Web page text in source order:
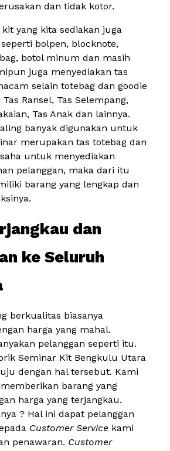
dan tidak kotor.
yang kita sediakan juga
bolpen, blocknote,
botol minum dan masih
juga menyediakan tas
selain totebag dan goodie
Ransel, Tas Selempang,
Tas Anak dan lainnya.
banyak digunakan untuk
merupakan tas totebag dan
untuk menyediakan
pelanggan, maka dari itu
barang yang lengkap dan
dan
ke Seluruh
berkualitas biasanya
harga yang mahal.
pelanggan seperti itu.
Seminar Kit Bengkulu Utara
dengan hal tersebut. Kami
barang yang
harga yang terjangkau.
? Hal ini dapat pelanggan
Customer Service kami
penawaran. Customer